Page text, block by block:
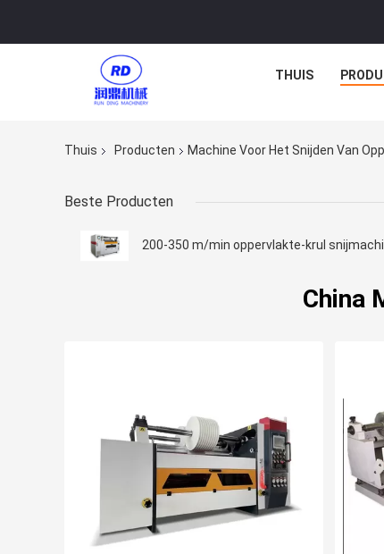
THUIS
Thuis Producten Machine Voor Het Snijden Van
Beste Producten
200-350 m/min oppervlakte-krul
China